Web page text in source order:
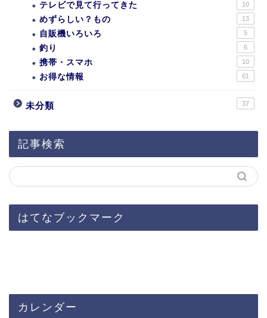
テレビで見て行ってきた 10
めずらしい？もの 13
自販機いろいろ 5
釣り 6
携帯・スマホ 10
お得な情報 61
未分類 37
記事検索
はてなブックマーク
カレンダー